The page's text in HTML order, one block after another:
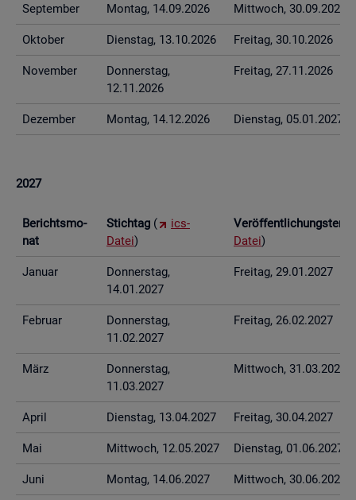
Sep­tem­ber Mon­tag, 14.09.2026 Mitt­woch, 30.09.2026
Ok­to­ber Diens­tag, 13.10.2026 Frei­tag, 30.10.2026
No­vem­ber
Don­ners­tag,
12.11.2026
Frei­tag, 27.11.2026
De­zem­ber Mon­tag, 14.12.2026 Diens­tag, 05.01.2027
2027
Be­richts­mo­
nat
Stich­tag (
ics-
Datei)
Datei)
Ja­nu­ar
Don­ners­tag,
14.01.2027
Frei­tag, 29.01.2027
Fe­bru­ar
Don­ners­tag,
11.02.2027
Frei­tag, 26.02.2027
März
Don­ners­tag,
11.03.2027
Mitt­woch, 31.03.2027
April Diens­tag, 13.04.2027 Frei­tag, 30.04.2027
Mai Mitt­woch, 12.05.2027 Diens­tag, 01.06.2027
Juni Mon­tag, 14.06.2027 Mitt­woch, 30.06.2027